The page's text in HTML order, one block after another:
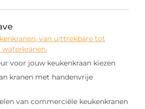
van uittrekbare tot
voor jouw keukenkraan kiezen
kranen met handenvrije
van commerciële keukenkranen